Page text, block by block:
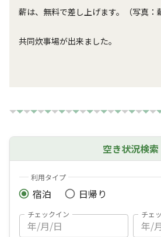
薪は、無料で差し上げます。（写真：
共同炊事場が出来ました。
空き状況検索
利用タイプ
宿泊 日帰り
チェックイン チェ